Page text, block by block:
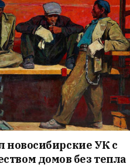
новосибирские УК с
домов без тепла